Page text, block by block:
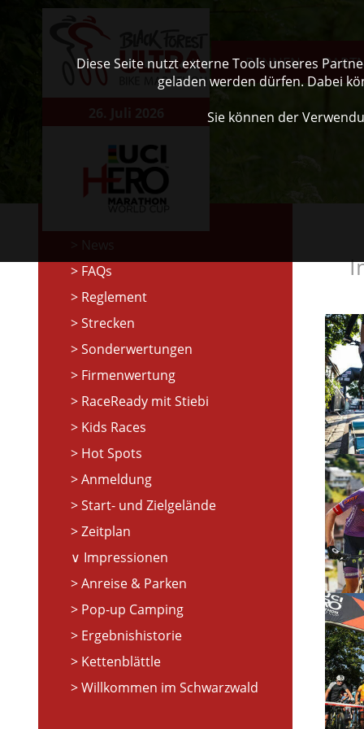
RENNEN
FAQs
Reglement
Strecken
Sonderwertungen
Firmenwertung
RaceReady mit Stiebi
Kids Races
Hot Spots
Anmeldung
Start- und Zielgelände
Zeitplan
Impressionen
Anreise & Parken
Pop-up Camping
Ergebnishistorie
Kettenblättle
Willkommen im Schwarzwald
Diese Seite nutzt externe Tools unseres
geladen werden dürfen. Dabei
Sie können der